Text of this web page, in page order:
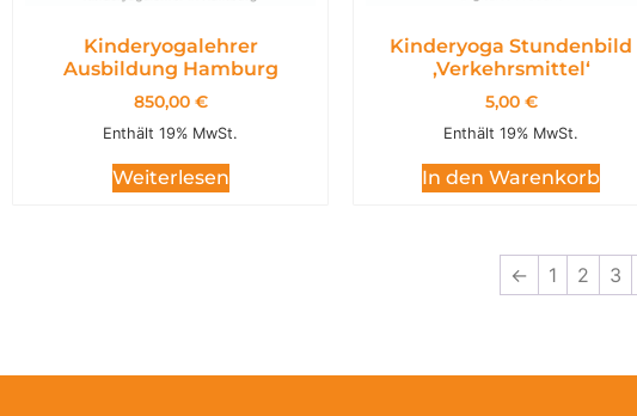
Kinderyogalehrer
Ausbildung Hamburg
850,00 €
Enthält 19% MwSt.
Weiterlesen
Kinderyoga Stundenbild
,Verkehrsmittel‘
5,00 €
Enthält 19% MwSt.
In den Warenkorb
← 1 2 3